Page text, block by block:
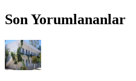
Son Yorumlananlar